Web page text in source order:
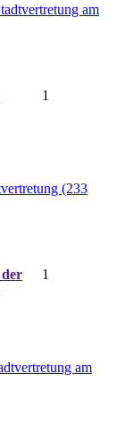
am
1
(233
1
am